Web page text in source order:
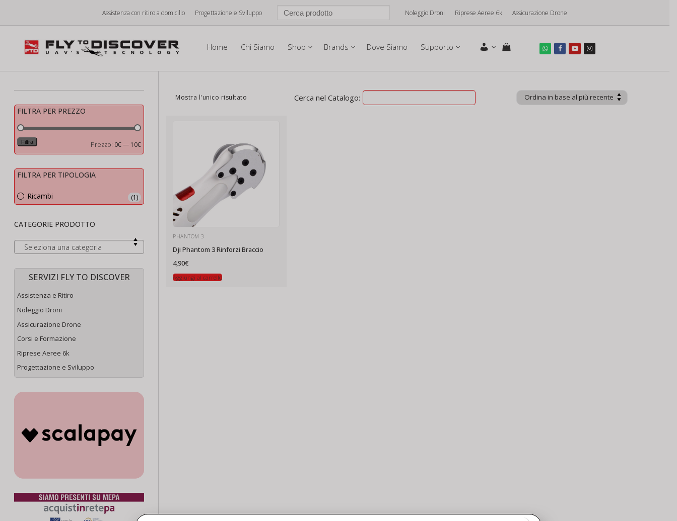
contenuto
Assistenza con ritiro a domicilio Progettazione e Sviluppo Noleggio Droni Riprese Aeree 6k Assicurazione Drone
Home Chi Siamo Shop Brands Dove Siamo Supporto
Mostra l'unico risultato Cerca nel Catalogo:
PHANTOM 3
Dji Phantom 3 Rinforzi Braccio
4,90€
Aggiungi al carrello
FILTRA PER PREZZO
Prezzo
Prezzo
Filtra Prezzo: 0€— 10€
FILTRA PER TIPOLOGIA
Ricambi (1)
CATEGORIE PRODOTTO
Seleziona una categoria
SERVIZI FLY TO DISCOVER
Assistenza e Ritiro
Noleggio Droni
Assicurazione Drone
Corsi e Formazione
Riprese Aeree 6k
Progettazione e Sviluppo